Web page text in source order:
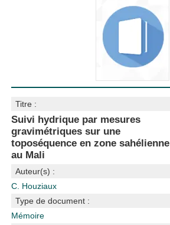
Titre :
Suivi hydrique par mesures
gravimétriques sur une
toposéquence en zone sahélienne
au Mali
Auteur(s) :
C. Houziaux
Type de document :
Mémoire